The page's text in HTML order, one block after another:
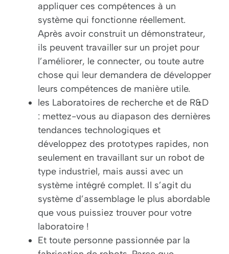
appliquer ces compétences à un
système qui fonctionne réellement.
Après avoir construit un démonstrateur,
ils peuvent travailler sur un projet pour
l’améliorer, le connecter, ou toute autre
chose qui leur demandera de développer
leurs compétences de manière utile.
les Laboratoires de recherche et de R&D
: mettez-vous au diapason des dernières
tendances technologiques et
développez des prototypes rapides, non
seulement en travaillant sur un robot de
type industriel, mais aussi avec un
système intégré complet. Il s’agit du
système d’assemblage le plus abordable
que vous puissiez trouver pour votre
laboratoire !
Et toute personne passionnée par la